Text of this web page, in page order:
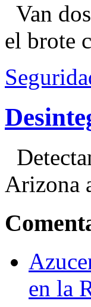
Van
el brote
Arizona
en la